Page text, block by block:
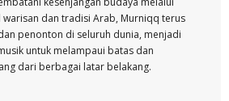
warisan dan tradisi Arab, Murniqq terus
penonton di seluruh dunia, menjadi
untuk melampaui batas dan
dari berbagai latar belakang.